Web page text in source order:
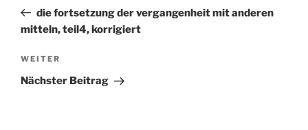
Beitrag
die fortsetzung der vergangenheit mit anderen
mitteln, teil4, korrigiert
Nächster
Beitrag
WEITER
Nächster Beitrag